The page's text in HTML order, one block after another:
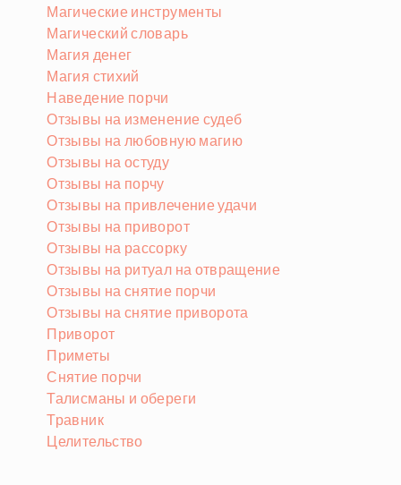
Магические инструменты
Магический словарь
Магия денег
Магия стихий
Наведение порчи
Отзывы на изменение судеб
Отзывы на любовную магию
Отзывы на остуду
Отзывы на порчу
Отзывы на привлечение удачи
Отзывы на приворот
Отзывы на рассорку
Отзывы на ритуал на отвращение
Отзывы на снятие порчи
Отзывы на снятие приворота
Приворот
Приметы
Снятие порчи
Талисманы и обереги
Травник
Целительство